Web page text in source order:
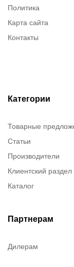
Политика
Карта сайта
Контакты
Категории
Товарные
Статьи
Производители
Клиентский раздел
Каталог
Партнерам
Дилерам